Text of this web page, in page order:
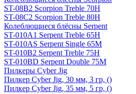
ST-08B2 Scorpion Treble 70H
ST-08C2 Scorpion Treble 80H
Колеблющиеся блёсны Serpent
ST-010A1 Serpent Treble 65H
ST-010AS Serpent Single 65M
ST-010B2 Serpent Treble 75H
ST-010BD Serpent Double 75M
Пилкеры Cyber Jig
Пилкер Cyber Jig, 30 мм, 3 гр, ()
Пилкер Cyber Jig, 35 мм, 5 гр, ()